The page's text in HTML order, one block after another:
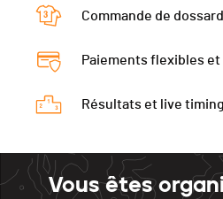
Commande de
Paiements flexibles
Résultats et live
Vous êtes